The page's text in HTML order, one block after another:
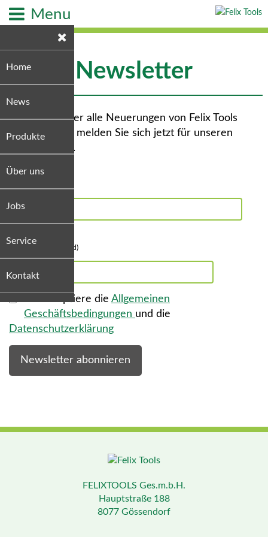
Menu
Home
News
Produkte
Über uns
Jobs
Service
Kontakt
Newsletter
Bleiben Sie über alle Neuerungen von Felix Tools
informiert und melden Sie sich jetzt für unseren
Newsletter an.
Name
E-Mail
Ich akzeptiere die Allgemeinen
Geschäftsbedingungen und die
Datenschutzerklärung
Newsletter abonnieren
FELIXTOOLS Ges.m.b.H.
Hauptstraße 188
8077 Gössendorf